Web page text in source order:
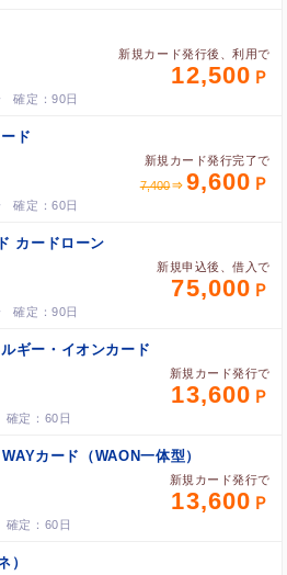
新規カード発行後、利用で
12,500
90日
ド
新規カード発行完了で
7,400
9,600
60日
カードローン
新規申込後、借入で
75,000
90日
ギー・イオンカード
新規カード発行で
13,600
60日
カード（WAON一体型）
新規カード発行で
13,600
60日
）